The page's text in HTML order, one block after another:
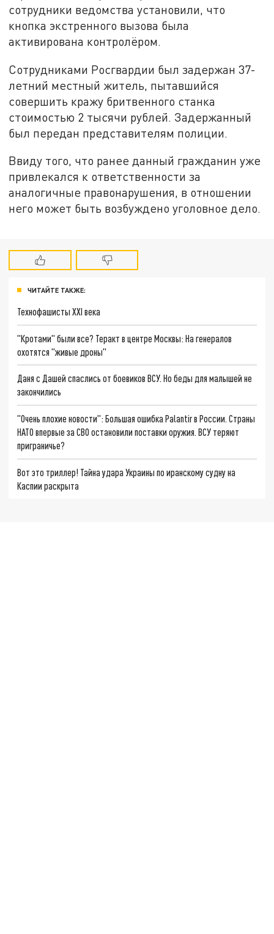
сотрудники ведомства установили, что
кнопка экстренного вызова была
активирована контролёром.
Сотрудниками Росгвардии был задержан 37-
летний местный житель, пытавшийся
совершить кражу бритвенного станка
стоимостью 2 тысячи рублей. Задержанный
был передан представителям полиции.
Ввиду того, что ранее данный гражданин уже
привлекался к ответственности за
аналогичные правонарушения, в отношении
него может быть возбуждено уголовное дело.
ЧИТАЙТЕ ТАКЖЕ:
Технофашисты XXI века
"Кротами" были все? Теракт в центре Москвы: На генералов
охотятся "живые дроны"
Даня с Дашей спаслись от боевиков ВСУ. Но беды для малышей не
закончились
"Очень плохие новости": Большая ошибка Palantir в России. Страны
НАТО впервые за СВО остановили поставки оружия. ВСУ теряют
приграничье?
Вот это триллер! Тайна удара Украины по иранскому судну на
Каспии раскрыта